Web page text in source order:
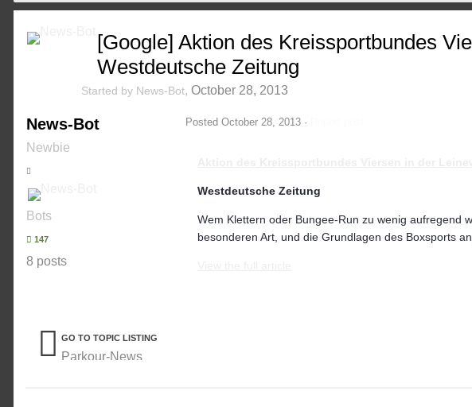
[Google] Aktion des Kreissportbundes
Westdeutsche Zeitung
Started by News-Bot, October 28, 2013
News-Bot
Newbie
Bots
147
8 posts
Posted October 28, 2013 ·
Westdeutsche Zeitung
Wem Klettern oder Bungee-Run zu wenig aufregend
besonderen Art, und die Grundlagen des Boxsports
GO TO TOPIC LISTING
Parkour-News